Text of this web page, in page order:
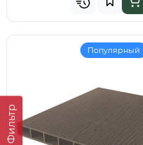
Фильтр
Популярный